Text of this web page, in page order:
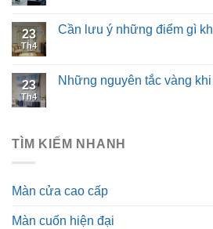
23
Th4
Cần lưu ý những điểm gì
23
Th4
Những nguyên tắc vàng
TÌM KIẾM NHANH
Màn cửa cao cấp
Màn cuốn hiện đại